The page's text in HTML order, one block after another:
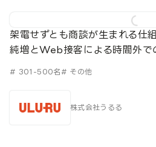
架電せずとも商談が生まれる仕
純増とWeb接客による時間外で
# 301-500名# その他
株式会社うるる